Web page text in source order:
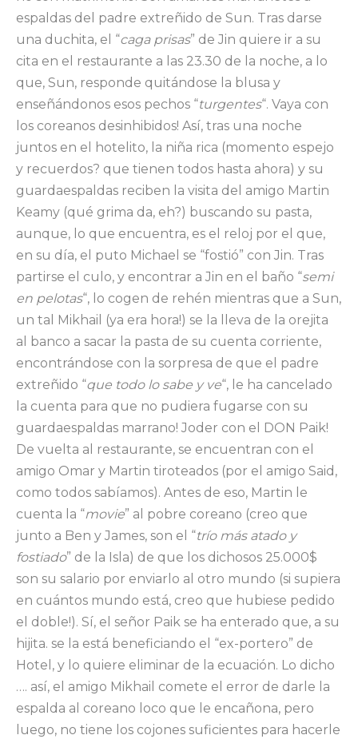
espaldas del padre extreñido de Sun. Tras darse
una duchita, el “caga prisas” de Jin quiere ir a su
cita en el restaurante a las 23.30 de la noche, a lo
que, Sun, responde quitándose la blusa y
enseñándonos esos pechos “turgentes“. Vaya con
los coreanos desinhibidos! Así, tras una noche
juntos en el hotelito, la niña rica (momento espejo
y recuerdos? que tienen todos hasta ahora) y su
guardaespaldas reciben la visita del amigo Martin
Keamy (qué grima da, eh?) buscando su pasta,
aunque, lo que encuentra, es el reloj por el que,
en su día, el puto Michael se “fostió” con Jin. Tras
partirse el culo, y encontrar a Jin en el baño “semi
en pelotas“, lo cogen de rehén mientras que a Sun,
un tal Mikhail (ya era hora!) se la lleva de la orejita
al banco a sacar la pasta de su cuenta corriente,
encontrándose con la sorpresa de que el padre
extreñido “que todo lo sabe y ve“, le ha cancelado
la cuenta para que no pudiera fugarse con su
guardaespaldas marrano! Joder con el DON Paik!
De vuelta al restaurante, se encuentran con el
amigo Omar y Martin tiroteados (por el amigo Said,
como todos sabíamos). Antes de eso, Martin le
cuenta la “movie” al pobre coreano (creo que
junto a Ben y James, son el “trío más atado y
fostiado” de la Isla) de que los dichosos 25.000$
son su salario por enviarlo al otro mundo (si supiera
en cuántos mundo está, creo que hubiese pedido
el doble!). Sí, el señor Paik se ha enterado que, a su
hijita. se la está beneficiando el “ex-portero” de
Hotel, y lo quiere eliminar de la ecuación. Lo dicho
…. así, el amigo Mikhail comete el error de darle la
espalda al coreano loco que le encañona, pero
luego, no tiene los cojones suficientes para hacerle